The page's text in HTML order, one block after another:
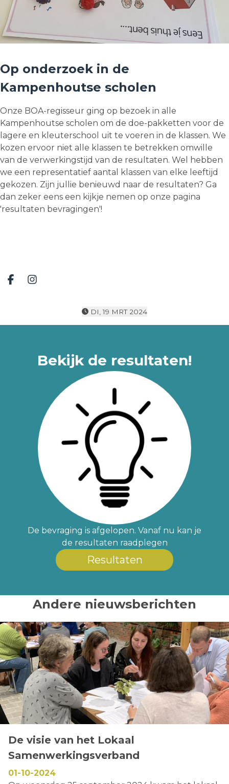
Op onderzoek in de
Kampenhoutse scholen
Onze BOA-regisseur ging op bezoek in alle
Kampenhoutse scholen om de doe-pakketten voor de
lagere en kleuterschool uit te voeren in de klassen. We
kozen ervoor niet alle klassen te betrekken omwille
van de verwerkingstijd van de resultaten. Wel hebben
we een representatief aantal klassen van elke leeftijd
gekozen. Zijn jullie benieuwd naar de resultaten? Ga
dan zeker eens een kijkje nemen op onze pagina
'resultaten bevragingen'!
Deel op facebook
Deel op Instagram
DI, 19 MRT 2024
Bekijk de resultaten!
De bevraging is afgelopen. Vanaf nu kan je
de resultaten raadplegen
Resultaten
Andere nieuwsberichten
De visie van het Lokaal
Samenwerkingsverband
01-10-2024